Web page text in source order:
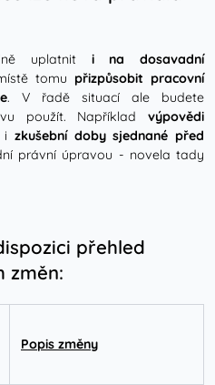
uplatnit i na dosavadní
tomu přizpůsobit pracovní
. V řadě situací ale budete
použít. Například výpovědi
i zkušební doby sjednané před
právní úpravou - novela tady
přehled
změn:
Popis změny